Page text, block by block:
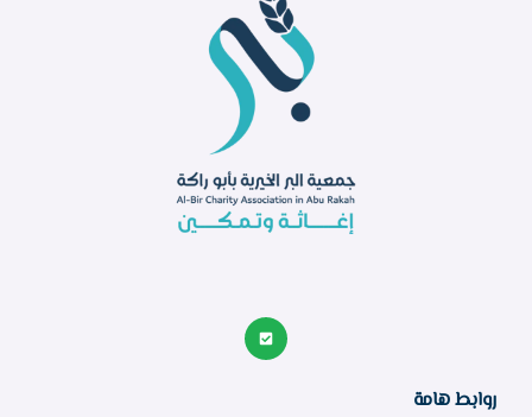
روابط هامة